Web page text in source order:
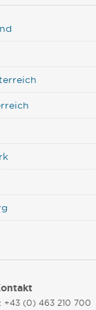
+43 (0) 463 210 700